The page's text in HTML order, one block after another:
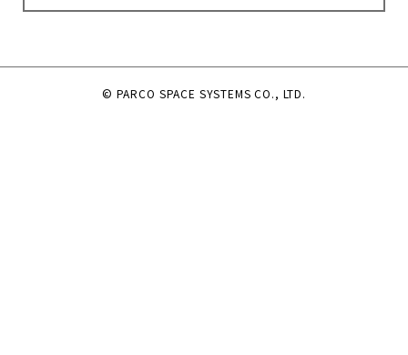
© PARCO SPACE SYSTEMS CO., LTD.